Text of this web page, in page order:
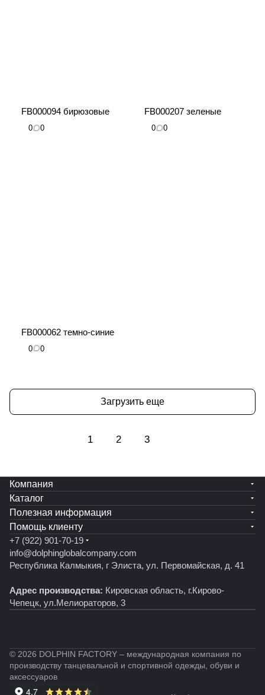
FB000094 бирюзовые
0 0
FB000207 зеленые
0 0
FB000062 темно-синие
0 0
Загрузить еще
1 2 3
Компания
Каталог
Полезная информация
Помощь клиенту
+7 (922) 901-70-19
info@dolphinglobalcompany.com
Республика Калмыкия, г Элиста, ул. Первомайская, д. 41
Адрес производства: Кировская область, г.Кирово-
Чепецк, ул.Мелиораторов, 3
© 2026 DOLPHIN FACTORY – международная компания по
производству танцевальной и спортивной одежды, обуви и
аксессуаров